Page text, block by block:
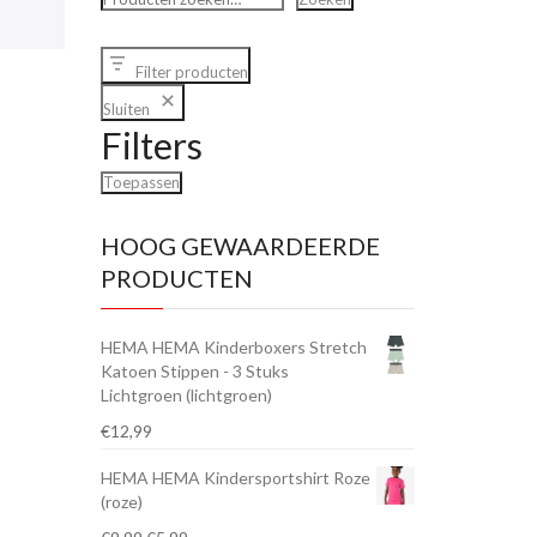
Filter producten
Sluiten
Filters
Toepassen
HOOG GEWAARDEERDE
PRODUCTEN
HEMA HEMA Kinderboxers Stretch
Katoen Stippen - 3 Stuks
Lichtgroen (lichtgroen)
€12,99
HEMA HEMA Kindersportshirt Roze
(roze)